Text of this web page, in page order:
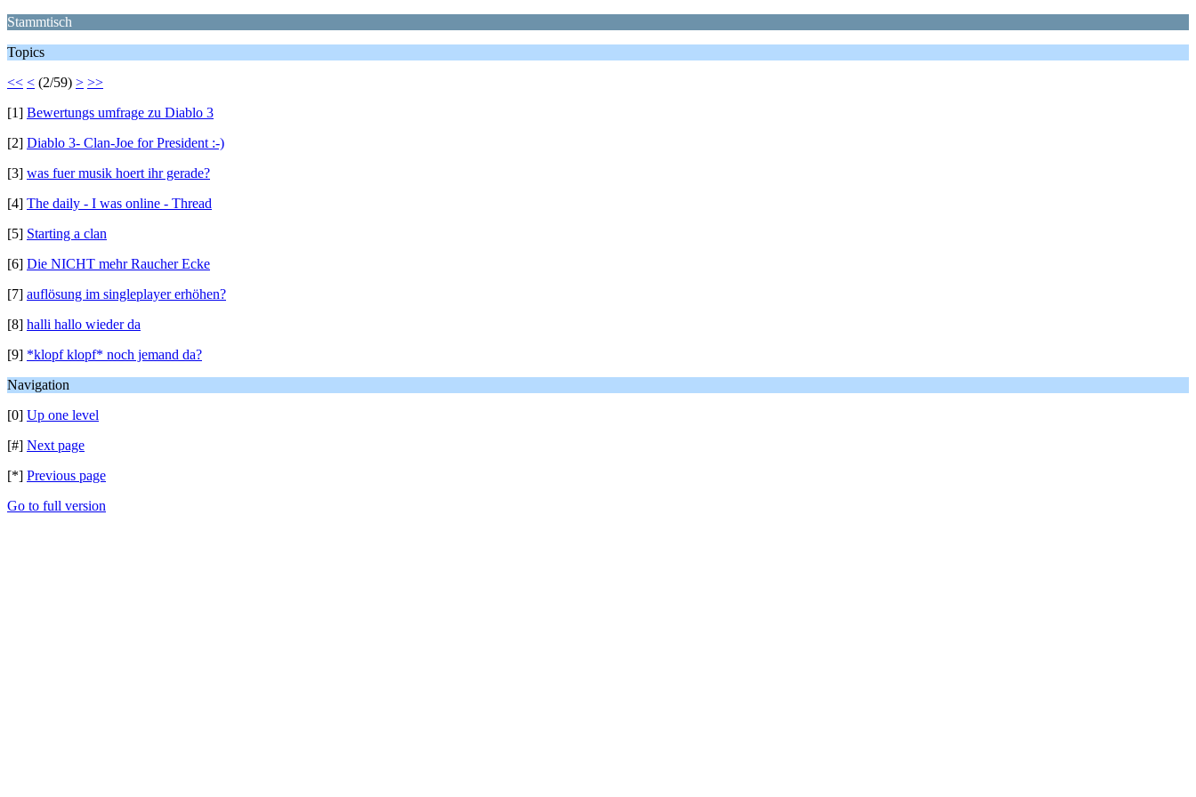
Stammtisch
Topics
<< < (2/59) > >>
[1] Bewertungs umfrage zu Diablo 3
[2] Diablo 3- Clan-Joe for President :-)
[3] was fuer musik hoert ihr gerade?
[4] The daily - I was online - Thread
[5] Starting a clan
[6] Die NICHT mehr Raucher Ecke
[7] auflösung im singleplayer erhöhen?
[8] halli hallo wieder da
[9] *klopf klopf* noch jemand da?
Navigation
[0] Up one level
[#] Next page
[*] Previous page
Go to full version